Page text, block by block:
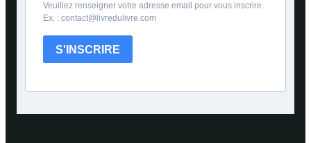
Veuillez renseigner votre adresse email pour vous inscrire.
Ex. : contact@livredulivre.com
S'INSCRIRE